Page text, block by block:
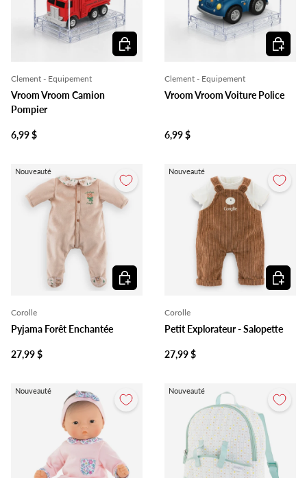
Clement - Equipement
Vroom Vroom Camion
Pompier
6,99 $
Ajouter au panier
Clement - Equipement
Vroom Vroom Voiture Police
6,99 $
Ajouter
Nouveauté
Corolle
Pyjama Forêt Enchantée
27,99 $
Ajouter au panier
Nouveauté
Corolle
Petit Explorateur - Salopette
27,99 $
Ajouter
Nouveauté Nouveauté